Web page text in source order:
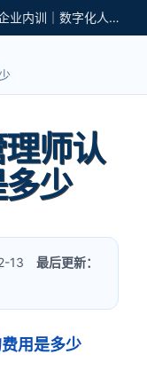
艾威培训｜职业认证培训｜IT技术培训｜企业内训｜数字化人才培养
师认
少
13最后更新：
用是多少